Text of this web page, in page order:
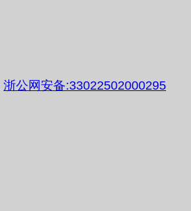
浙公网安备:33022502000295